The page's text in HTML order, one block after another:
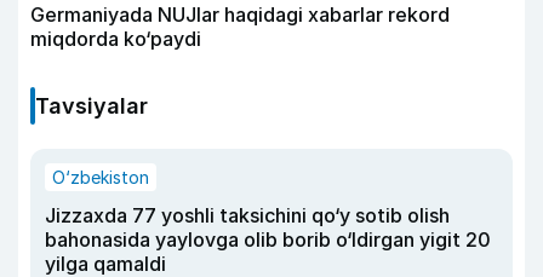
Germaniyada NUJlar haqidagi xabarlar rekord
miqdorda ko‘paydi
Tavsiyalar
O‘zbekiston
Jizzaxda 77 yoshli taksichini qo‘y sotib olish
bahonasida yaylovga olib borib o‘ldirgan yigit 20
yilga qamaldi